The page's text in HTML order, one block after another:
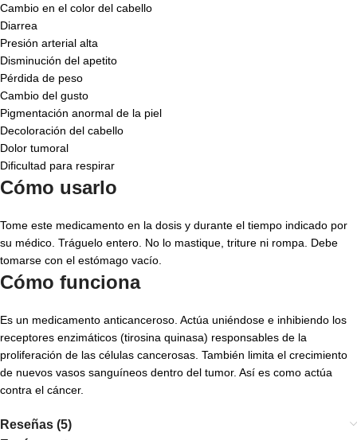
Cambio en el color del cabello
Diarrea
Presión arterial alta
Disminución del apetito
Pérdida de peso
Cambio del gusto
Pigmentación anormal de la piel
Decoloración del cabello
Dolor tumoral
Dificultad para respirar
Cómo usarlo
Tome este medicamento en la dosis y durante el tiempo indicado por
su médico. Tráguelo entero. No lo mastique, triture ni rompa. Debe
tomarse con el estómago vacío.
Cómo funciona
Es un medicamento anticanceroso. Actúa uniéndose e inhibiendo los
receptores enzimáticos (tirosina quinasa) responsables de la
proliferación de las células cancerosas. También limita el crecimiento
de nuevos vasos sanguíneos dentro del tumor. Así es como actúa
contra el cáncer.
Reseñas (5)